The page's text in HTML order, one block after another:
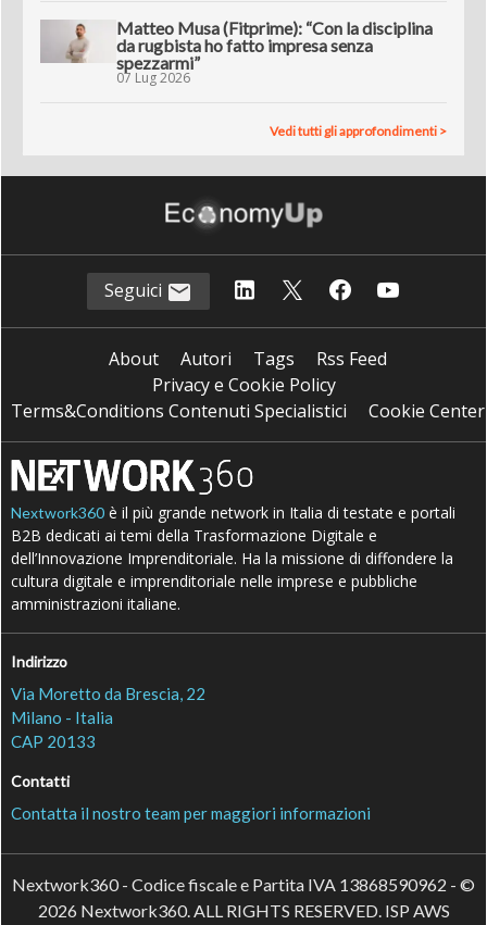
Matteo Musa (Fitprime): “Con la disciplina
da rugbista ho fatto impresa senza
spezzarmi”
07 Lug 2026
Vedi tutti gli approfondimenti >
Seguici
About Autori Tags
Rss Feed
Privacy e Cookie Policy
Terms&Conditions Contenuti Specialistici
Cookie Center
Nextwork360 è il più grande network in Italia di testate e portali
B2B dedicati ai temi della Trasformazione Digitale e
dell’Innovazione Imprenditoriale. Ha la missione di diffondere la
cultura digitale e imprenditoriale nelle imprese e pubbliche
amministrazioni italiane.
Indirizzo
Via Moretto da Brescia, 22
Milano - Italia
CAP 20133
Contatti
Contatta il nostro team per maggiori informazioni
Nextwork360 - Codice fiscale e Partita IVA 13868590962 - ©
2026 Nextwork360. ALL RIGHTS RESERVED. ISP AWS